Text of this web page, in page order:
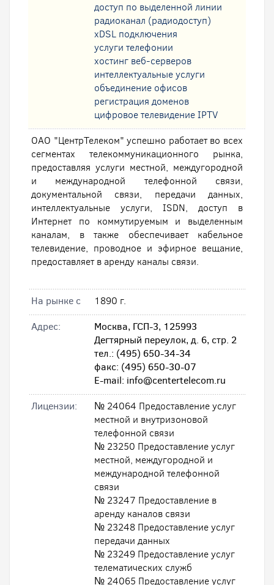
доступ по выделенной линии
радиоканал (радиодоступ)
xDSL подключения
услуги телефонии
хостинг веб-серверов
интеллектуальные услуги
oбъединение офисов
регистрация доменов
цифровое телевидение IPTV
ОАО "ЦентрТелеком" успешно работает во всех
сегментах телекоммуникационного рынка,
предоставляя услуги местной, междугородной
и международной телефонной связи,
документальной связи, передачи данных,
интеллектуальные услуги, ISDN, доступ в
Интернет по коммутируемым и выделенным
каналам, в также обеспечивает кабельное
телевидение, проводное и эфирное вещание,
предоставляет в аренду каналы связи.
На рынке с
1890 г.
Адрес:
Москва, ГСП-3, 125993
Дегтярный переулок, д. 6, стр. 2
тел.: (495) 650-34-34
факс: (495) 650-30-07
E-mail: info@centertelecom.ru
Лицензии:
№ 24064 Предоставление услуг
местной и внутризоновой
телефонной связи
№ 23250 Предоставление услуг
местной, междугородной и
международной телефонной
связи
№ 23247 Предоставление в
аренду каналов связи
№ 23248 Предоставление услуг
передачи данных
№ 23249 Предоставление услуг
телематических служб
№ 24065 Предоставление услуг